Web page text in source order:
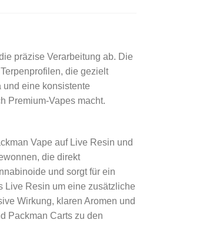
präzise Verarbeitung ab. Die
die gezielt
und eine konsistente
Premium-Vapes macht.
Vape auf Live Resin und
die direkt
und sorgt für ein
Live Resin um eine zusätzliche
Wirkung, klaren Aromen und
Packman Carts zu den